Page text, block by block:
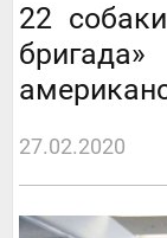
22
27.02.2020